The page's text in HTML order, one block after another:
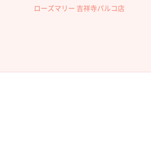
ローズマリー 吉祥寺パルコ店